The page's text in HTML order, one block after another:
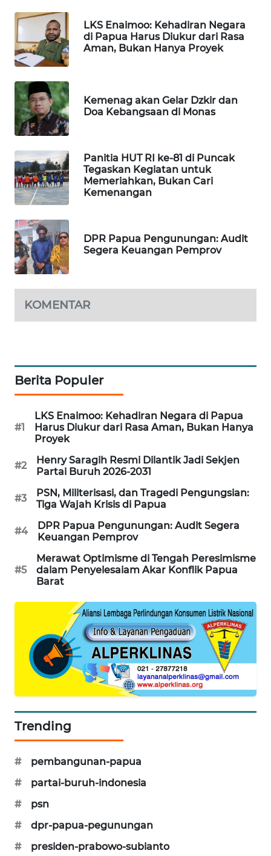
LKS Enaimoo: Kehadiran Negara
di Papua Harus Diukur dari Rasa
Aman, Bukan Hanya Proyek
Kemenag akan Gelar Dzkir dan
Doa Kebangsaan di Monas
Panitia HUT RI ke-81 di Puncak
Tegaskan Kegiatan untuk
Memeriahkan, Bukan Cari
Kemenangan
DPR Papua Pengunungan: Audit
Segera Keuangan Pemprov
KOMENTAR
Berita Populer
#1
LKS Enaimoo: Kehadiran Negara di Papua
Harus Diukur dari Rasa Aman, Bukan Hanya
Proyek
#2
Henry Saragih Resmi Dilantik Jadi Sekjen
Partai Buruh 2026-2031
#3
PSN, Militerisasi, dan Tragedi Pengungsian:
Tiga Wajah Krisis di Papua
#4
DPR Papua Pengunungan: Audit Segera
Keuangan Pemprov
#5
Merawat Optimisme di Tengah Peresimisme
dalam Penyelesaiam Akar Konflik Papua
Barat
Trending
#
pembangunan-papua
#
partai-buruh-indonesia
#
psn
#
dpr-papua-pegunungan
#
presiden-prabowo-subianto
KOPEKLIN
PORTAL
KONSUMEN
FORWAMKI
ALPERKLINAS
FORJASIDA
TAMBANG
NEWS
NEWS
SIDIKALANG
SIBARAGAS
NEWS
METRO
SIANTAR
NEWS
METRO
NEWS
METRO
JAKARTA
NEWS
KRT
NEWS
KARING
NEWS
JURNAL
HUMBANG
NEWS
GARONGGANG
NEWS
FISUELRI
ID